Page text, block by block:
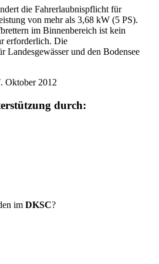
die Fahrerlaubnispflicht für
von mehr als 3,68 kW (5 PS).
im Binnenbereich ist kein
erforderlich. Die
Landesgewässer und den Bodensee
Oktober 2012
durch:
im DKSC?